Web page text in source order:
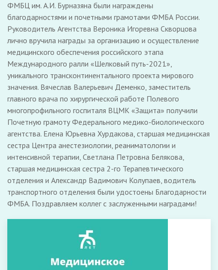
ФМБЦ им. А.И. Бурназяна были награждены
благодарностями и почетными грамотами ФМБА России.
Руководитель Агентства Вероника Игоревна Скворцова
лично вручила награды за организацию и осуществление
медицинского обеспечения российского этапа
Международного ралли «Шелковый путь-2021»,
уникального трансконтинентального проекта мирового
значения. Вячеслав Валерьевич Деменко, заместитель
главного врача по хирургической работе Полевого
многопрофильного госпиталя ВЦМК «Защита» получили
Почетную грамоту Федерального медико-биологического
агентства. Елена Юрьевна Хурдакова, старшая медицинская
сестра Центра анестезиологии, реаниматологии и
интенсивной терапии, Светлана Петровна Белякова,
старшая медицинская сестра 2-го Терапевтического
отделения и Александр Вадимович Колупаев, водитель
транспортного отделения были удостоены Благодарности
ФМБА. Поздравляем коллег с заслуженными наградами!